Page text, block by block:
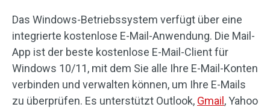
Das Windows-Betriebssystem verfügt über eine
integrierte kostenlose E-Mail-Anwendung. Die Mail-
App ist der beste kostenlose E-Mail-Client für
Windows 10/11, mit dem Sie alle Ihre E-Mail-Konten
verbinden und verwalten können, um Ihre E-Mails
zu überprüfen. Es unterstützt Outlook, Gmail , Yahoo